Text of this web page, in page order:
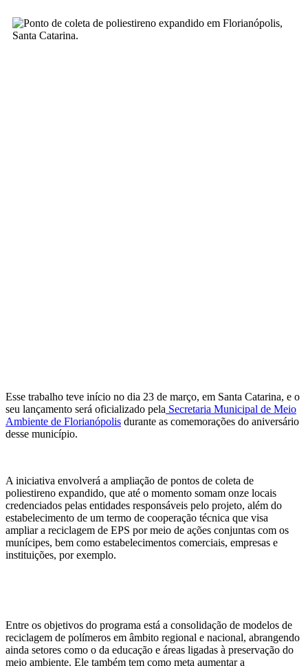
Esse trabalho teve início no dia 23 de março, em Santa Catarina, e o
seu lançamento será oficializado pela Secretaria Municipal de Meio
Ambiente de Florianópolis durante as comemorações do aniversário
desse município.
A iniciativa envolverá a ampliação de pontos de coleta de
poliestireno expandido, que até o momento somam onze locais
credenciados pelas entidades responsáveis pelo projeto, além do
estabelecimento de um termo de cooperação técnica que visa
ampliar a reciclagem de EPS por meio de ações conjuntas com os
munícipes, bem como estabelecimentos comerciais, empresas e
instituições, por exemplo.
Entre os objetivos do programa está a consolidação de modelos de
reciclagem de polímeros em âmbito regional e nacional, abrangendo
ainda setores como o da educação e áreas ligadas à preservação do
meio ambiente. Ele também tem como meta aumentar a